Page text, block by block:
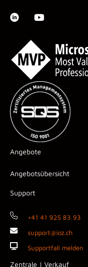
Angebote
Angebotsübersicht
Support
+41 41 925 83 93
support@ioz.ch
Supportfall melden
Zentrale | Verkauf